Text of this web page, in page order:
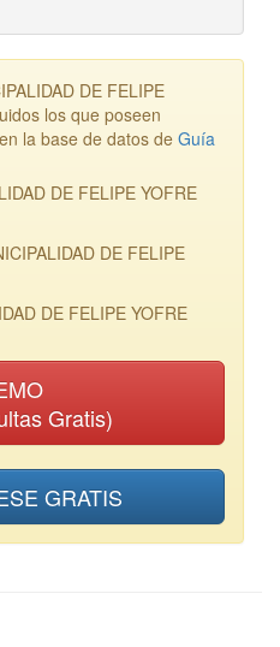
DE FELIPE
los que poseen
la base de datos de Guía
DE FELIPE YOFRE
DE FELIPE
DE FELIPE YOFRE
Gratis)
GRATIS